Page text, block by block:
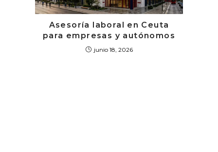
Asesoría laboral en Ceuta
para empresas y autónomos
junio 18, 2026